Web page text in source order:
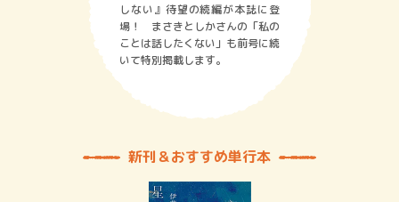
しない』待望の続編が本誌に登
場！ まさきとしかさんの「私の
ことは話したくない」も前号に続
いて特別掲載します。
新刊＆おすすめ単行本